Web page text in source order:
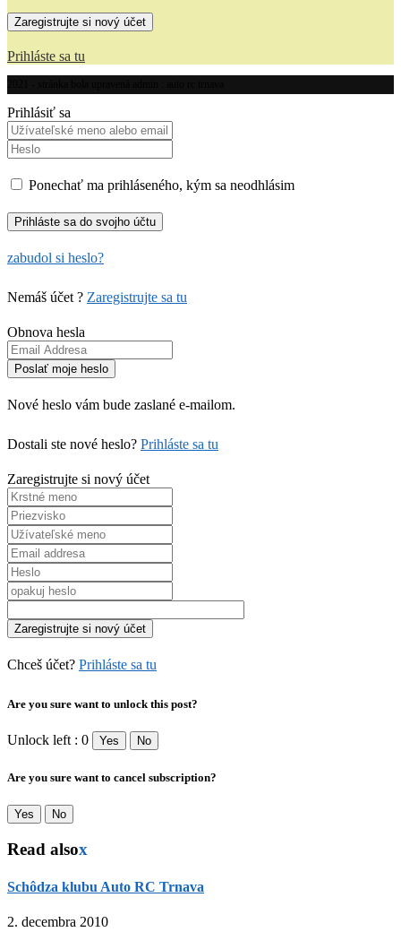
Prihláste sa tu
Prihlásiť sa
Ponechať ma prihláseného, kým sa neodhlásim
zabudol si heslo?
Nemáš účet ? Zaregistrujte sa tu
Obnova hesla
Nové heslo vám bude zaslané e-mailom.
Dostali ste nové heslo? Prihláste sa tu
Zaregistrujte si nový účet
Chceš účet? Prihláste sa tu
Are you sure want to unlock this post?
Unlock left : 0 Yes No
Are you sure want to cancel subscription?
Yes No
Read alsox
Schôdza klubu Auto RC Trnava
2. decembra 2010